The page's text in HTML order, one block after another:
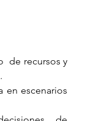
de recursos y
en escenarios